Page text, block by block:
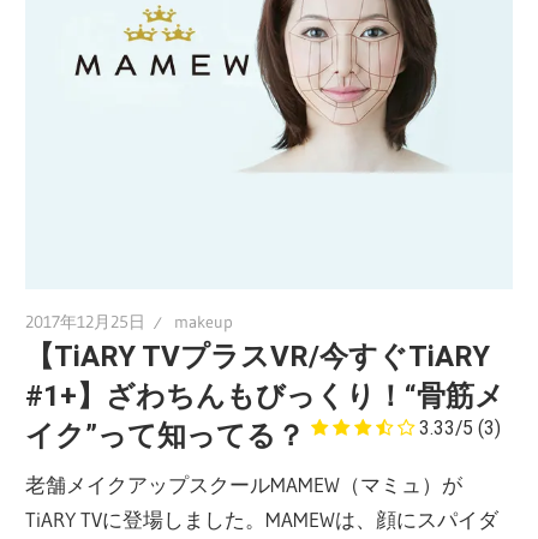
2017年12月25日 makeup
【TiARY TVプラスVR/今すぐTiARY
#1+】ざわちんもびっくり！“骨筋メ
イク”って知ってる？
3.33/5 (3)
老舗メイクアップスクールMAMEW（マミュ）が
TiARY TVに登場しました。MAMEWは、顔にスパイダ